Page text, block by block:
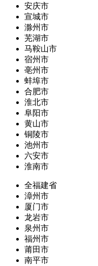
安庆市
宣城市
滁州市
芜湖市
马鞍山市
宿州市
亳州市
蚌埠市
合肥市
淮北市
阜阳市
黄山市
铜陵市
池州市
六安市
淮南市
全福建省
漳州市
厦门市
龙岩市
泉州市
福州市
莆田市
南平市